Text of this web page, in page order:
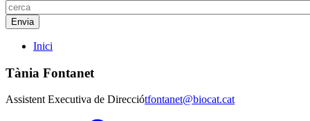
Inici
Tània Fontanet
Assistent Executiva de Direcciótfontanet@biocat.cat